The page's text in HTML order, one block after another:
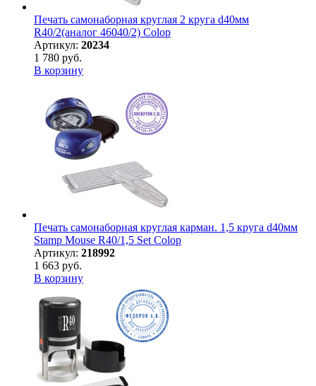
Печать самонаборная круглая 2 круга d40мм
R40/2(аналог 46040/2) Colop
Артикул: 20234
1 780 руб.
В корзину
Печать самонаборная круглая карман. 1,5 круга d40мм
Stamp Mouse R40/1,5 Set Colop
Артикул: 218992
1 663 руб.
В корзину